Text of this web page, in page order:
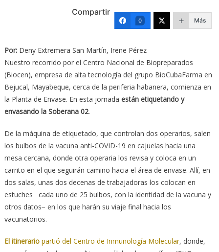
Compartir
0 Más
Por: Deny Extremera San Martín, Irene Pérez
Nuestro recorrido por el Centro Nacional de Biopreparados
(Biocen), empresa de alta tecnología del grupo BioCubaFarma en
Bejucal, Mayabeque, cerca de la periferia habanera, comienza en
la Planta de Envase. En esta jornada están etiquetando y
envasando la Soberana 02.
De la máquina de etiquetado, que controlan dos operarios, salen
los bulbos de la vacuna anti-COVID-19 en cajuelas hacia una
mesa cercana, donde otra operaria los revisa y coloca en un
carrito en el que seguirán camino hacia el área de envase. Allí, en
dos salas, unas dos decenas de trabajadoras los colocan en
estuches −cada uno de 25 bulbos, con la identidad de la vacuna y
otros datos− en los que harán su viaje final hacia los
vacunatorios.
El itinerariopartió del Centro de Inmunología Molecular, donde,